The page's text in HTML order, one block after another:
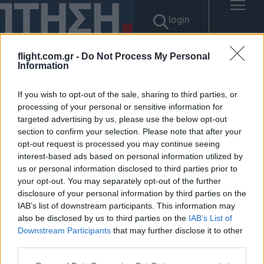
flight.com.gr - Do Not Process My Personal
Information
If you wish to opt-out of the sale, sharing to third parties, or
processing of your personal or sensitive information for
targeted advertising by us, please use the below opt-out
section to confirm your selection. Please note that after your
opt-out request is processed you may continue seeing
interest-based ads based on personal information utilized by
us or personal information disclosed to third parties prior to
your opt-out. You may separately opt-out of the further
disclosure of your personal information by third parties on the
IAB’s list of downstream participants. This information may
also be disclosed by us to third parties on the IAB’s List of
Downstream Participants that may further disclose it to other
login
Αποτελέσματα για: "텔레
@fundwash▸✺엘포인트코인구
입코인추적피하는방법"
Δεν βρέθηκαν αποτελέσματα.
ΠΟΛΙΤΙΚΗ ΑΠΟΡΡΗΤΟΥ